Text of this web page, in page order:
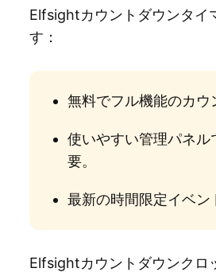
Elfsightカウントダウンタイ
す：
無料でフル機能のカウ
使いやすい管理パネ
要。
最新の時間限定イベン
Elfsightカウントダウンクロ